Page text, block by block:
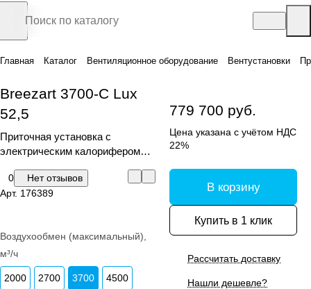
Главная Каталог Вентиляционное оборудование Вентустановки
Breezart 3700-C Lux
52,5
Приточная установка с
электрическим калорифером
0
Нет отзывов
Арт. 176389
Воздухообмен (максимальный),
м³/ч
2000 2700 3700 4500
779 700 руб.
Цена указана с учётом НДС
22%
В корзину
Купить в 1 клик
Рассчитать доставку
Нашли дешевле?